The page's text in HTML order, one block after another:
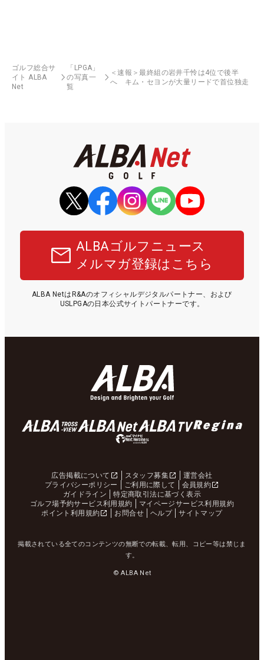
ゴルフ総合サ
イト ALBA
Net
「LPGA」
の写真一
覧
＜速報＞最終組の岩井千怜は4位で後半
へ キム・セヨンが大量リードで首位独走
ALBAゴルフニュース
メルマガ登録はこちら
ALBA NetはR&Aのオフィシャルデジタルパートナー、および
USLPGAの日本公式サイトパートナーです。
広告掲載について スタッフ募集
運営会社
プライバシーポリシー
ご利用に際して
会員規約
ガイドライン
特定商取引法に基づく表示
ゴルフ場予約サービス利用規約
マイページサービス利用規約
ポイント利用規約
お問合せ ヘルプ サイトマップ
掲載されている全てのコンテンツの無断での転載、転用、コピー等は禁じま
す。
© ALBA Net